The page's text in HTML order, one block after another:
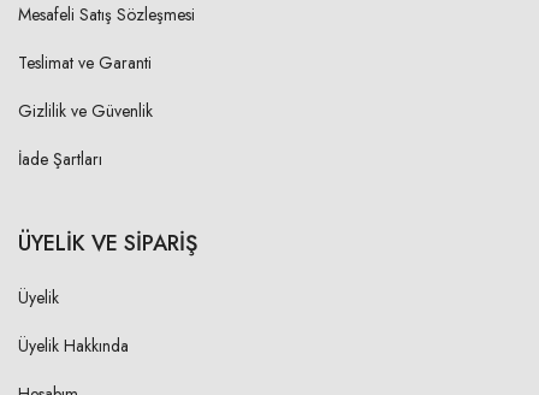
Mesafeli Satış Sözleşmesi
Teslimat ve Garanti
Gizlilik ve Güvenlik
İade Şartları
ÜYELİK VE SİPARİŞ
Üyelik
Üyelik Hakkında